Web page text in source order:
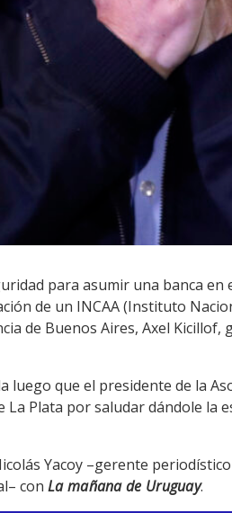
para asumir una banca en
de un INCAA (Instituto
de Buenos Aires, Axel
que el presidente de la
Plata por saludar dándole la
Yacoy –gerente
con La mañana de Uruguay.